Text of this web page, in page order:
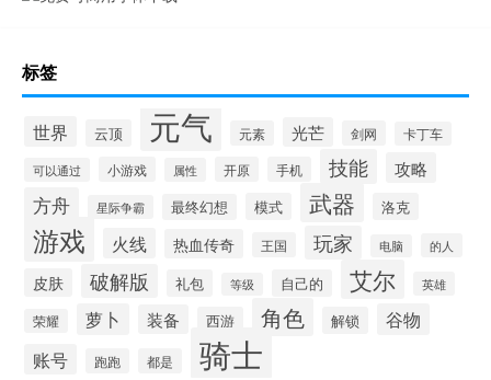
标签
世界 云顶 元气 元素 光芒 剑网 卡丁车
可以通过 小游戏 属性 开原 手机 技能 攻略
方舟 星际争霸 最终幻想 模式 武器 洛克
游戏 火线 热血传奇 王国 玩家 电脑 的人
皮肤 破解版 礼包 等级 自己的 艾尔 英雄
荣耀 萝卜 装备 西游 角色 解锁 谷物
账号 跑跑 都是 骑士